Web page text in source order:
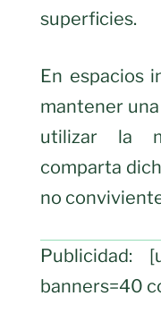
superficies.
En espacios
mantener
utilizar la
comparta
no
Publicidad:
banners=40